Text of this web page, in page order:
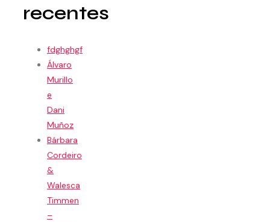
recentes
fdghghgf
Álvaro
Murillo
e
Dani
Muñoz
Bárbara
Cordeiro
&
Walesca
Timmen
–